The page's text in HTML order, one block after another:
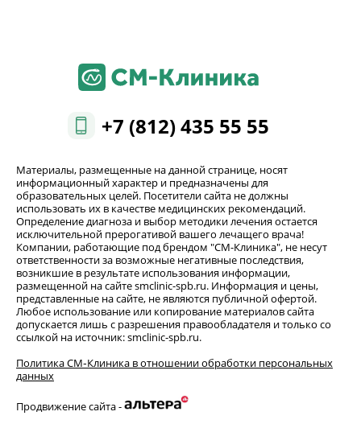
+7 (812) 435 55 55
Материалы, размещенные на данной странице, носят
информационный характер и предназначены для
образовательных целей. Посетители сайта не должны
использовать их в качестве медицинских рекомендаций.
Определение диагноза и выбор методики лечения остается
исключительной прерогативой вашего лечащего врача!
Компании, работающие под брендом "СМ-Клиника", не несут
ответственности за возможные негативные последствия,
возникшие в результате использования информации,
размещенной на сайте smclinic-spb.ru. Информация и цены,
представленные на сайте, не являются публичной офертой.
Любое использование или копирование материалов сайта
допускается лишь с разрешения правообладателя и только со
ссылкой на источник: smclinic-spb.ru.
Политика СМ‑Клиника в отношении обработки персональных
данных
Продвижение сайта -